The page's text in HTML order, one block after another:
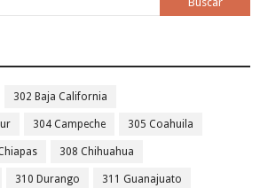
302 Baja California
304 Campeche 305 Coahuila
308 Chihuahua
310 Durango 311 Guanajuato